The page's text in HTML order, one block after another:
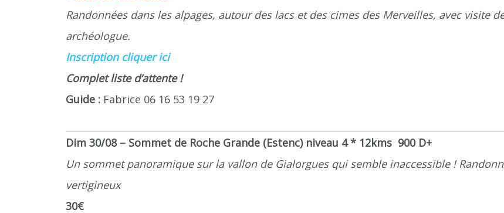
Randonnées dans les alpages, autour des lacs et des cimes des Merveilles, avec visite
archéologue.
Inscription cliquer ici
Complet liste d’attente !
Guide : Fabrice 06 16 53 19 27
Dim 30/08 – Sommet de Roche Grande (Estenc) niveau 4 * 12kms 900 D+
Un sommet panoramique sur la vallon de Gialorgues qui semble inaccessible !
vertigineux
30€